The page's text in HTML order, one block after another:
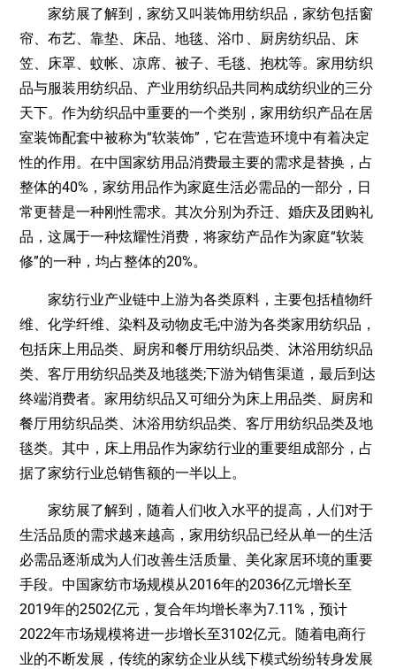
家纺展了解到，家纺又叫装饰用纺织品，家纺包括窗
帘、布艺、靠垫、床品、地毯、浴巾、厨房纺织品、床
笠、床罩、蚊帐、凉席、被子、毛毯、抱枕等。家用纺织
品与服装用纺织品、产业用纺织品共同构成纺织业的三分
天下。作为纺织品中重要的一个类别，家用纺织产品在居
室装饰配套中被称为“软装饰”，它在营造环境中有着决定
性的作用。在中国家纺用品消费最主要的需求是替换，占
整体的40%，家纺用品作为家庭生活必需品的一部分，日
常更替是一种刚性需求。其次分别为乔迁、婚庆及团购礼
品，这属于一种炫耀性消费，将家纺产品作为家庭“软装
修”的一种，均占整体的20%。
家纺行业产业链中上游为各类原料，主要包括植物纤
维、化学纤维、染料及动物皮毛;中游为各类家用纺织品，
包括床上用品类、厨房和餐厅用纺织品类、沐浴用纺织品
类、客厅用纺织品类及地毯类;下游为销售渠道，最后到达
终端消费者。家用纺织品又可细分为床上用品类、厨房和
餐厅用纺织品类、沐浴用纺织品类、客厅用纺织品类及地
毯类。其中，床上用品作为家纺行业的重要组成部分，占
据了家纺行业总销售额的一半以上。
家纺展了解到，随着人们收入水平的提高，人们对于
生活品质的需求越来越高，家用纺织品已经从单一的生活
必需品逐渐成为人们改善生活质量、美化家居环境的重要
手段。中国家纺市场规模从2016年的2036亿元增长至
2019年的2502亿元，复合年均增长率为7.11%，预计
2022年市场规模将进一步增长至3102亿元。随着电商行
业的不断发展，传统的家纺企业从线下模式纷纷转身发展